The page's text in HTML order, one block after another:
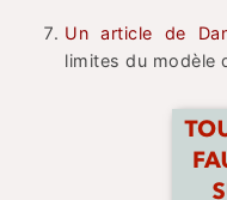
Un article de
limites du modèle